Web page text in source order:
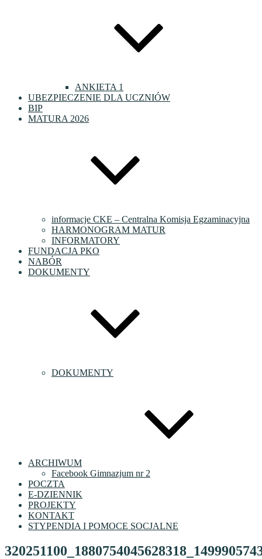
ANKIETA 1
UBEZPIECZENIE DLA UCZNIÓW
BIP
MATURA 2026
informacje CKE – Centralna Komisja Egzaminacyjna
HARMONOGRAM MATUR
INFORMATORY
FUNDACJA PKO
NABÓR
DOKUMENTY
DOKUMENTY
ARCHIWUM
Facebook Gimnazjum nr 2
POCZTA
E-DZIENNIK
PROJEKTY
KONTAKT
STYPENDIA I POMOCE SOCJALNE